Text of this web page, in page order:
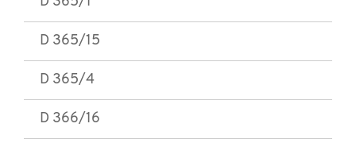
D 365/15
D 365/4
D 366/16